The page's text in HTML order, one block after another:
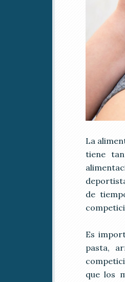
La
tiene
de
Es
pasta,
que los